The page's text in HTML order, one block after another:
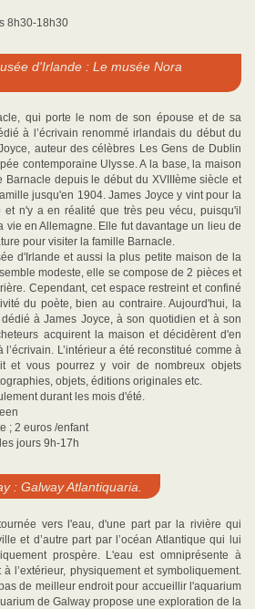
8h30-18h30
d'Irlande : Le musée Nora
qui porte le nom de son épouse et de sa
à l’écrivain renommé irlandais du début du
auteur des célèbres Les Gens de Dublin
contemporaine Ulysse. A la base, la maison
Barnacle depuis le début du XVIIIème siècle et
jusqu'en 1904. James Joyce y vint pour la
n'y a en réalité que très peu vécu, puisqu'il
vie en Allemagne. Elle fut davantage un lieu de
pour visiter la famille Barnacle.
d'Irlande et aussi la plus petite maison de la
modeste, elle se compose de 2 pièces et
Cependant, cet espace restreint et confiné
du poète, bien au contraire. Aujourd'hui, la
à James Joyce, à son quotidien et à son
acquirent la maison et décidèrent d'en
L’intérieur a été reconstitué comme à
et vous pourrez y voir de nombreux objets
objets, éditions originales etc.
durant les mois d'été.
; 2 euros /enfant
jours 9h-17h
: Galway Atlantiquaria.
vers l'eau, d'une part par la rivière qui
et d’autre part par l’océan Atlantique qui lui
prospère. L'eau est omniprésente à
à l’extérieur, physiquement et symboliquement.
de meilleur endroit pour accueillir l'aquarium
de Galway propose une exploration de la